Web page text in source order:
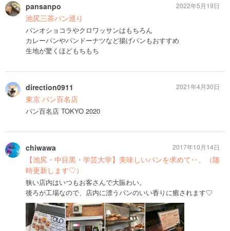
pansanpo
池尻三茶パン巡り
パンオショコラやクロワッサンはもちろん
カレーパンやパンドーナツなど揚げパンもおすすめ
生地が驚くほどもちもち
2022年5月19日
direction0911
東京 パン百名店
パン百名店 TOKYO 2020
2021年4月30日
chiwawa
【池尻・中目黒・学芸大学】美味しいパンを求めて‥。（随
時更新します♡）
狭い店内はいつもお客さんで大賑わい。
後ろが工場なので、店内に漂うパンのいい香りに癒されます♡
2017年10月14日